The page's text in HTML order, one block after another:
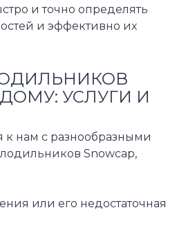
и точно определять
и эффективно их
УСЛУГИ И
к нам с разнообразными
Snowcap,
или его недостаточная